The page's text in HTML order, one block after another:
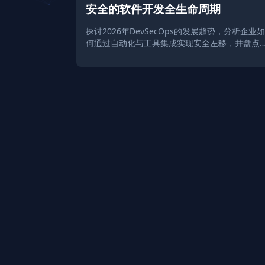
安全的软件开发全生命周期
探讨2026年DevSecOps的发展趋势，分析企业如
何通过自动化与工具集成实现安全左移，并盘点